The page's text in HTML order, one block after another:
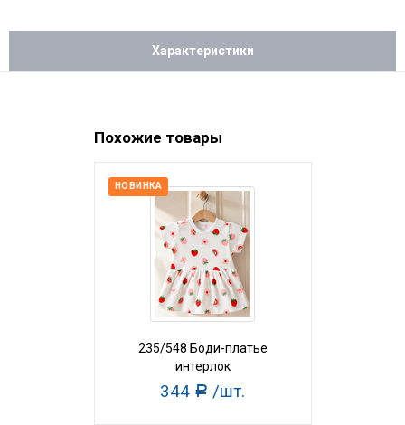
Характеристики
Похожие товары
НОВИНКА
235/548 Боди-платье
интерлок
344 Р /шт.